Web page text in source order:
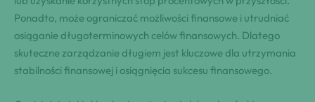
Ponadto, może ograniczać możliwości finansowe i utrudniać
osiąganie długoterminowych celów finansowych. Dlatego
skuteczne zarządzanie długiem jest kluczowe dla utrzymania
stabilności finansowej i osiągnięcia sukcesu finansowego.